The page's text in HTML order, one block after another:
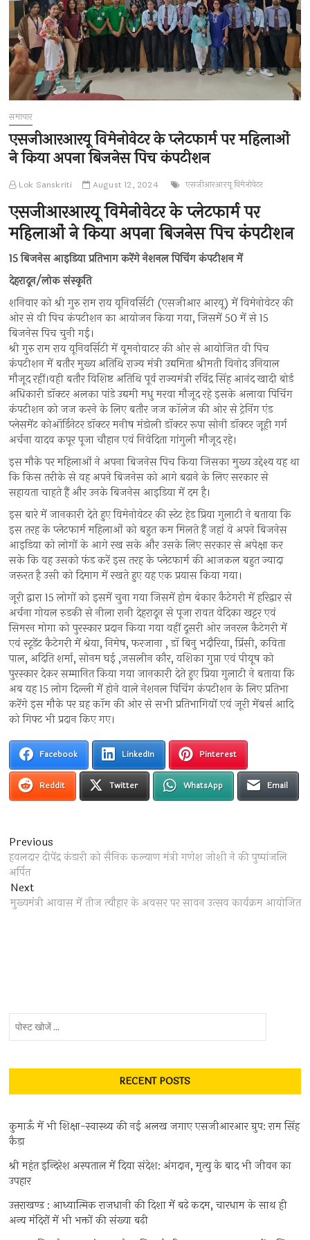
समाचार
एसजीआरआरयू विमेनोवेटर के प्लेटफार्म पर महिलाओं
ने किया अपना बिजनेस पिच कंपटीशन
Lok Sanskriti August 12, 2024 एसजीआरआरयू विमेनोवेटर
एसजीआरआरयू विमेनोवेटर के प्लेटफार्म पर
महिलाओं ने किया अपना बिजनेस पिच कंपटीशन
15 बिजनेस आइडिया प्रतिभाग करेंगे नेशनल पिचिंग कंपटीशन में
देहरादून/लोक संस्कृति
शनिवार को श्री गुरु राम राय यूनिवर्सिटी (एसजीआर आरयू) में विमेनोवेटर की
ओर से वी पिच कंपटीशन का आयोजन किया गया, जिसमें 50 में से 15
बिजनेस पिच चुनी गई।
श्री गुरु राम राय यूनिवर्सिटी में वूमनोवाटर की ओर से आयोजित वी पिच
कंपटीशन में बतौर मुख्य अतिथि राज्य मंत्री उद्यमिता श्रीमती विनोद उनियाल
मौजूद रहीं।वही बतौर विशिष्ट अतिथि पूर्व राज्यमंत्री रविंद्र सिंह आनंद खादी बोर्ड
अधिकारी डॉक्टर अलका पांडे उद्यमी मधु मरवा मौजूद रहे इसके अलावा पिचिंग
कंपटीशन को जज करने के लिए बतौर जज कॉलेज की ओर से ट्रेनिंग एंड
प्लेसमेंट कोऑर्डिनेटर डॉक्टर मनीष मंडोली डॉक्टर रूपा सोनी डॉक्टर जूही गर्ग
अर्चना यादव कपूर पूजा चौहान एवं निवेदिता गांगुली मौजूद रहे।
इस मौके पर महिलाओं ने अपना बिजनेस पिच किया जिसका मुख्य उद्देश्य यह था
कि किस तरीके से वह अपने बिजनेस को आगे बढ़ाने के लिए सरकार से
सहायता चाहते हैं और उनके बिजनेस आइडिया में दम है।
इस बारे में जानकारी देते हुए विमेनोवेटर की स्टेट हेड प्रिया गुलाटी ने बताया कि
इस तरह के प्लेटफार्म महिलाओं को बहुत कम मिलते हैं जहां वे अपने बिजनेस
आइडिया को लोगों के आगे रख सके और उसके लिए सरकार से अपेक्षा कर
सके कि वह उसको फंड करें इस तरह के प्लेटफार्म की आजकल बहुत ज्यादा
जरूरत है उसी को दिमाग में रखते हुए यह एक प्रयास किया गया।
जूरी द्वारा 15 लोगों को इसमें चुना गया जिसमें होम बेकार कैटेगरी में हरिद्वार से
अर्चना गोयल रुड़की से नीला रानी देहरादून से पूजा रावत वेदिका खट्टर एवं
सिमरन मोगा को पुरस्कार प्रदान किया गया वहीं दूसरी ओर जनरल कैटेगरी में
एवं स्टूडेंट कैटेगरी में श्रेया, निमेष, फरजाना , डॉ बिनु भदौरिया, प्रिंसी, कविता
पाल, अदिति शर्मा, सोनम घई ,जसलीन कौर, यशिका गुप्ता एवं पीयूष को
पुरस्कार देकर सम्मानित किया गया जानकारी देते हुए प्रिया गुलाटी ने बताया कि
अब यह 15 लोग दिल्ली में होने वाले नेशनल पिचिंग कंपटीशन के लिए प्रतिभा
करेंगे इस मौके पर ग्रह कॉम की ओर से सभी प्रतिभागियों एवं जूरी मेंबर्स आदि
को गिफ्ट भी प्रदान किए गए।
Facebook LinkedIn Pinterest
Reddit Twitter WhatsApp Email
Post
navigation
Previous
post:
हवलदार दीपेंद्र कंडारी को सैनिक कल्याण मंत्री गणेश जोशी ने की पुष्पांजलि
अर्पित
NextNext
post:
मुख्यमंत्री आवास में तीज त्यौहार के अवसर पर सावन उत्सव कार्यक्रम आयोजित
RECENT POSTS
कुमाऊँ में भी शिक्षा-स्वास्थ्य की नई अलख जगाए एसजीआरआर ग्रुप: राम सिंह
कैड़ा
श्री महंत इन्दिरेश अस्पताल में दिया संदेश: अंगदान, मृत्यु के बाद भी जीवन का
उपहार
उत्तराखण्ड : आध्यात्मिक राजधानी की दिशा में बढ़े कदम, चारधाम के साथ ही
अन्य मंदिरों में भी भक्तों की संख्या बढ़ी